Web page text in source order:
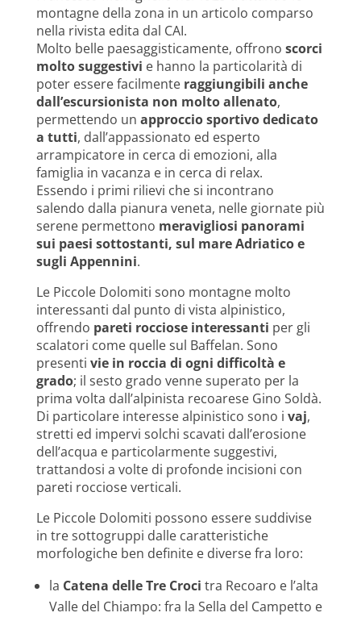
montagne della zona in un articolo comparso
nella rivista edita dal CAI.
Molto belle paesaggisticamente, offrono scorci
molto suggestivi e hanno la particolarità di
poter essere facilmente raggiungibili anche
dall’escursionista non molto allenato,
permettendo un approccio sportivo dedicato
a tutti, dall’appassionato ed esperto
arrampicatore in cerca di emozioni, alla
famiglia in vacanza e in cerca di relax.
Essendo i primi rilievi che si incontrano
salendo dalla pianura veneta, nelle giornate più
serene permettono meravigliosi panorami
sui paesi sottostanti, sul mare Adriatico e
sugli Appennini.
Le Piccole Dolomiti sono montagne molto
interessanti dal punto di vista alpinistico,
offrendo pareti rocciose interessanti per gli
scalatori come quelle sul Baffelan. Sono
presenti vie in roccia di ogni difficoltà e
grado; il sesto grado venne superato per la
prima volta dall’alpinista recoarese Gino Soldà.
Di particolare interesse alpinistico sono i vaj,
stretti ed impervi solchi scavati dall’erosione
dell’acqua e particolarmente suggestivi,
trattandosi a volte di profonde incisioni con
pareti rocciose verticali.
Le Piccole Dolomiti possono essere suddivise
in tre sottogruppi dalle caratteristiche
morfologiche ben definite e diverse fra loro:
la Catena delle Tre Croci tra Recoaro e l’alta
Valle del Chiampo: fra la Sella del Campetto e